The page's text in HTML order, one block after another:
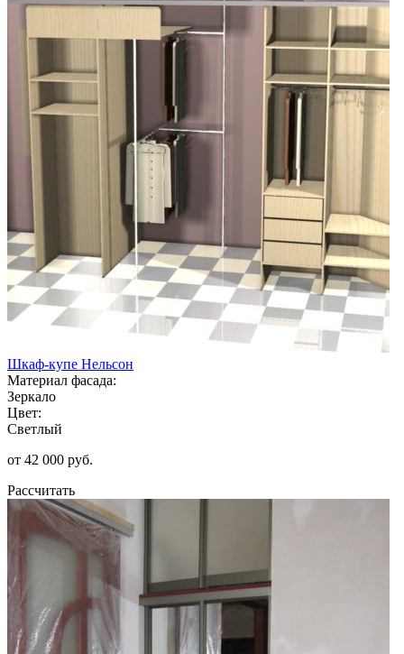
Шкаф-купе Нельсон
Материал фасада:
Зеркало
Цвет:
Светлый
от 42 000 руб.
Рассчитать